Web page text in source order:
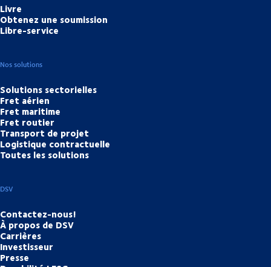
Livre
Obtenez une soumission
Libre-service
Nos solutions
Solutions sectorielles
Fret aérien
Fret maritime
Fret routier
Transport de projet
Logistique contractuelle
Toutes les solutions
DSV
Contactez-nous!
À propos de DSV
Carrières
Investisseur
Presse